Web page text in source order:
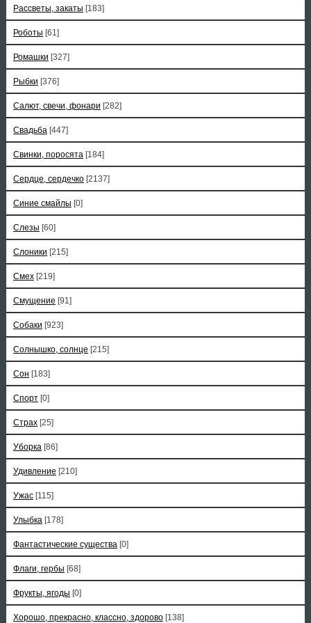
Рассветы, закаты [183]
Роботы [61]
Ромашки [327]
Рыбки [376]
Салют, свечи, фонари [282]
Свадьба [447]
Свинки, поросята [184]
Сердце, сердечко [2137]
Синие смайлы [0]
Слезы [60]
Слоники [215]
Смех [219]
Смущение [91]
Собаки [923]
Солнышко, солнце [215]
Сон [183]
Спорт [0]
Страх [25]
Уборка [86]
Удивление [210]
Ужас [115]
Улыбка [178]
Фантастические существа [0]
Флаги, гербы [68]
Фрукты, ягоды [0]
Хорошо, прекрасно, классно, здорово [138]